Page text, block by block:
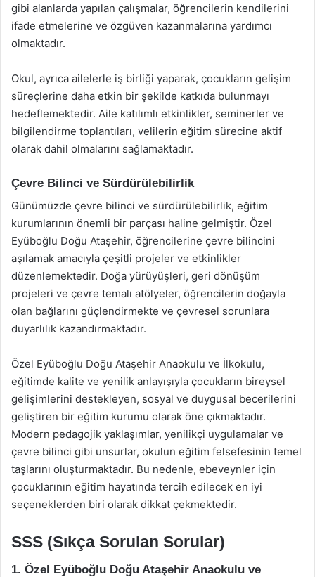
gibi alanlarda yapılan çalışmalar, öğrencilerin kendilerini
ifade etmelerine ve özgüven kazanmalarına yardımcı
olmaktadır.
Okul, ayrıca ailelerle iş birliği yaparak, çocukların gelişim
süreçlerine daha etkin bir şekilde katkıda bulunmayı
hedeflemektedir. Aile katılımlı etkinlikler, seminerler ve
bilgilendirme toplantıları, velilerin eğitim sürecine aktif
olarak dahil olmalarını sağlamaktadır.
Çevre Bilinci ve Sürdürülebilirlik
Günümüzde çevre bilinci ve sürdürülebilirlik, eğitim
kurumlarının önemli bir parçası haline gelmiştir. Özel
Eyüboğlu Doğu Ataşehir, öğrencilerine çevre bilincini
aşılamak amacıyla çeşitli projeler ve etkinlikler
düzenlemektedir. Doğa yürüyüşleri, geri dönüşüm
projeleri ve çevre temalı atölyeler, öğrencilerin doğayla
olan bağlarını güçlendirmekte ve çevresel sorunlara
duyarlılık kazandırmaktadır.
Özel Eyüboğlu Doğu Ataşehir Anaokulu ve İlkokulu,
eğitimde kalite ve yenilik anlayışıyla çocukların bireysel
gelişimlerini destekleyen, sosyal ve duygusal becerilerini
geliştiren bir eğitim kurumu olarak öne çıkmaktadır.
Modern pedagojik yaklaşımlar, yenilikçi uygulamalar ve
çevre bilinci gibi unsurlar, okulun eğitim felsefesinin temel
taşlarını oluşturmaktadır. Bu nedenle, ebeveynler için
çocuklarının eğitim hayatında tercih edilecek en iyi
seçeneklerden biri olarak dikkat çekmektedir.
SSS (Sıkça Sorulan Sorular)
1. Özel Eyüboğlu Doğu Ataşehir Anaokulu ve